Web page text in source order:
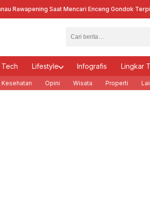
Saat Mencari Enceng Gondok·Terpilih
Tech Lifestyle Infografis Lingkar
Kesehatan Opini Wisata Properti